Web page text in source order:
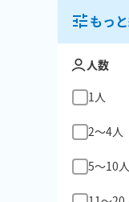
もっ
人数
1人
2〜4人
5〜10人